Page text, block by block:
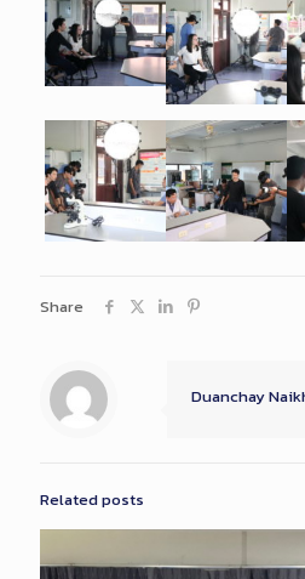
Share
Duanchay
Related posts